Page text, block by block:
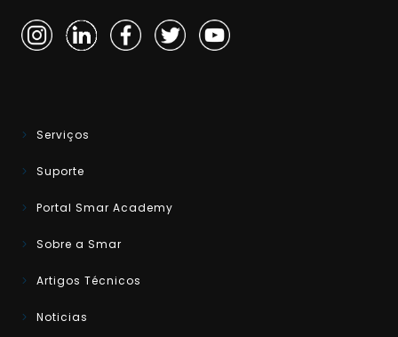
Serviços
Suporte
Portal Smar Academy
Sobre a Smar
Artigos Técnicos
Noticias